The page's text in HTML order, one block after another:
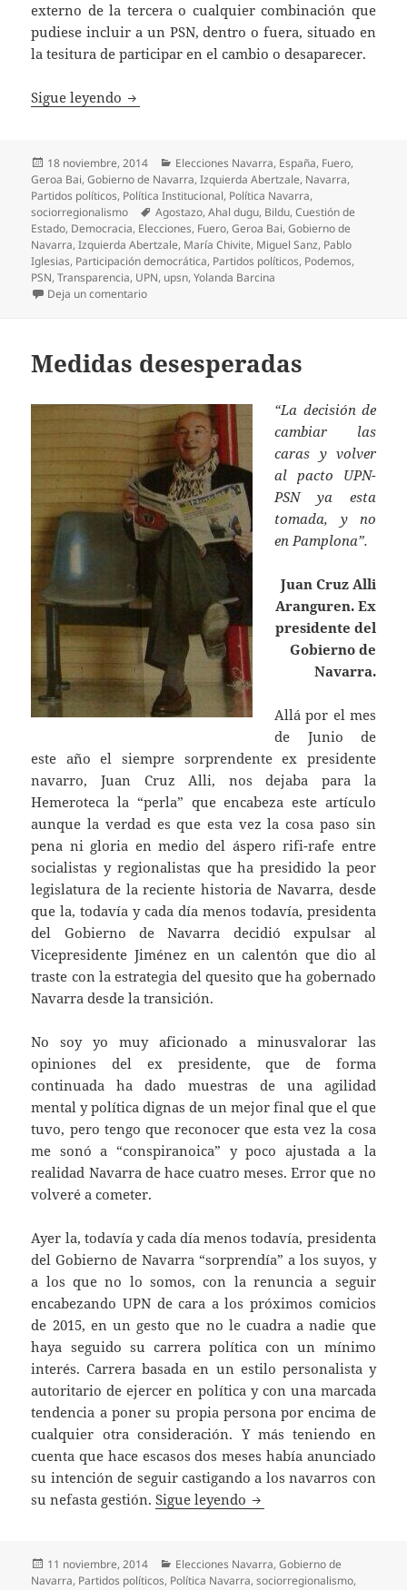
externo de la tercera o cualquier combinación que
pudiese incluir a un PSN, dentro o fuera, situado en
la tesitura de participar en el cambio o desaparecer.
Sigue leyendo Demasiadas incertidumbres
Publicado
el
18 noviembre, 2014 Categorías
Elecciones Navarra, España, Fuero,
Geroa Bai,Gobierno de Navarra,Izquierda Abertzale, Navarra,
Partidos políticos, Política Institucional, Política Navarra,
sociorregionalismo
Etiquetas
Agostazo,Ahal dugu, Bildu,Cuestión de
Estado, Democracia, Elecciones, Fuero,Geroa Bai,Gobierno de
Navarra,Izquierda Abertzale, María Chivite, Miguel Sanz, Pablo
Iglesias, Participación democrática, Partidos políticos, Podemos,
PSN,Transparencia, UPN, upsn,Yolanda Barcina
Deja un comentarioen Demasiadas incertidumbres
Medidas desesperadas
“La decisión de
cambiar las
caras y volver
al pacto UPN-
PSN ya esta
tomada, y no
en Pamplona”.
Juan Cruz Alli
Aranguren. Ex
presidente del
Gobierno de
Navarra.
Allá por el mes
de Junio de
este año el siempre sorprendente ex presidente
navarro, Juan Cruz Alli, nos dejaba para la
Hemeroteca la “perla” que encabeza este artículo
aunque la verdad es que esta vez la cosa paso sin
pena ni gloria en medio del áspero rifi-rafe entre
socialistas y regionalistas que ha presidido la peor
legislatura de la reciente historia de Navarra, desde
que la, todavía y cada día menos todavía, presidenta
del Gobierno de Navarra decidió expulsar al
Vicepresidente Jiménez en un calentón que dio al
traste con la estrategia del quesito que ha gobernado
Navarra desde la transición.
No soy yo muy aficionado a minusvalorar las
opiniones del ex presidente, que de forma
continuada ha dado muestras de una agilidad
mental y política dignas de un mejor final que el que
tuvo, pero tengo que reconocer que esta vez la cosa
me sonó a “conspiranoica” y poco ajustada a la
realidad Navarra de hace cuatro meses. Error que no
volveré a cometer.
Ayer la, todavía y cada día menos todavía, presidenta
del Gobierno de Navarra “sorprendía” a los suyos, y
a los que no lo somos, con la renuncia a seguir
encabezando UPN de cara a los próximos comicios
de 2015, en un gesto que no le cuadra a nadie que
haya seguido su carrera política con un mínimo
interés. Carrera basada en un estilo personalista y
autoritario de ejercer en política y con una marcada
tendencia a poner su propia persona por encima de
cualquier otra consideración. Y más teniendo en
cuenta que hace escasos dos meses había anunciado
su intención de seguir castigando a los navarros con
su nefasta gestión.Sigue leyendo Medidas desesperadas
Publicado
el
11 noviembre, 2014 Categorías
Elecciones Navarra,Gobierno de
Navarra, Partidos políticos, Política Navarra,sociorregionalismo,